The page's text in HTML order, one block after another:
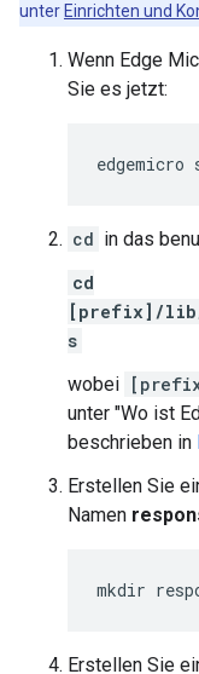
unter Einrichten und
Wenn Edge
Sie es jetzt:
edgemicro
cd in das
cd
[prefix]/lib/
s
wobei
unter "Wo ist
beschrieben in
Erstellen Sie
Namen
mkdir
Erstellen Sie